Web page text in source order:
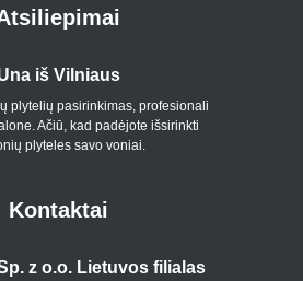
iš Vilniaus
plytelių pasirinkimas, profesionali
Ačiū, kad padėjote išsirinkti
plyteles savo voniai.
Kontaktai
z o.o. Lietuvos filialas